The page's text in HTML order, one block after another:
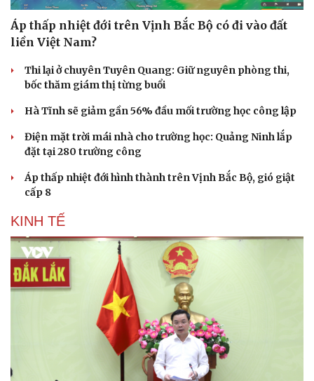
Áp thấp nhiệt đới trên Vịnh Bắc Bộ có đi vào đất
liền Việt Nam?
Thi lại ở chuyên Tuyên Quang: Giữ nguyên phòng thi,
bốc thăm giám thị từng buổi
Hà Tĩnh sẽ giảm gần 56% đầu mối trường học công lập
Điện mặt trời mái nhà cho trường học: Quảng Ninh lắp
đặt tại 280 trường công
Áp thấp nhiệt đới hình thành trên Vịnh Bắc Bộ, gió giật
cấp 8
KINH TẾ